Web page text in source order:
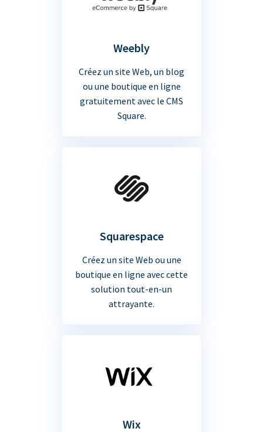
Weebly
Créez un site Web, un blog
ou une boutique en ligne
gratuitement avec le CMS
Square.
Squarespace
Créez un site Web ou une
boutique en ligne avec cette
solution tout-en-un
attrayante.
Wix